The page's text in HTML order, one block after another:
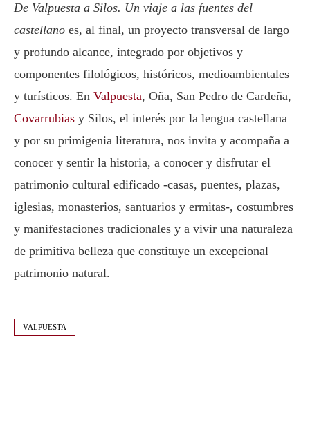
De Valpuesta a Silos. Un viaje a las fuentes del
castellano es, al final, un proyecto transversal de largo
y profundo alcance, integrado por objetivos y
componentes filológicos, históricos, medioambientales
y turísticos. En Valpuesta, Oña, San Pedro de Cardeña,
Covarrubias y Silos, el interés por la lengua castellana
y por su primigenia literatura, nos invita y acompaña a
conocer y sentir la historia, a conocer y disfrutar el
patrimonio cultural edificado -casas, puentes, plazas,
iglesias, monasterios, santuarios y ermitas-, costumbres
y manifestaciones tradicionales y a vivir una naturaleza
de primitiva belleza que constituye un excepcional
patrimonio natural.
VALPUESTA